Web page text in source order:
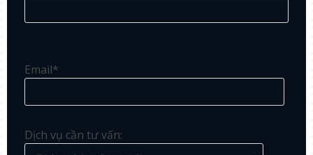
Email*
Dịch vụ cần tư vấn: